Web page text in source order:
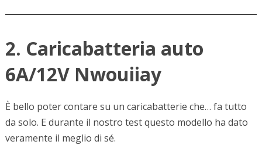
2. Caricabatteria auto
6A/12V Nwouiiay
È bello poter contare su un caricabatterie che… fa tutto
da solo. E durante il nostro test questo modello ha dato
veramente il meglio di sé.